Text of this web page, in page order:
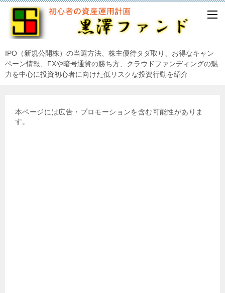
IPO（新規公開株）の当選方法、株主優待タダ取り、お得なキャン
ペーン情報、FXや暗号通貨の勝ち方、クラウドファンディングの魅
力を中心に投資初心者に向けた低リスクな投資行動を紹介
本ページには広告・プロモーションを含む可能性がありま
す。